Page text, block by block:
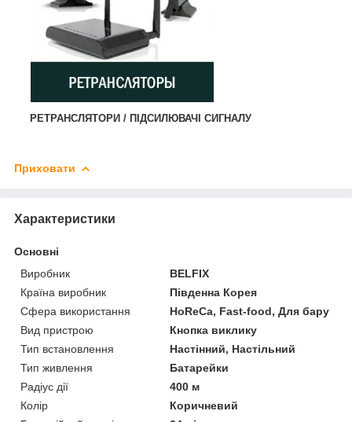
РЕТРАНСЛЯТОРИ / ПІДСИЛЮВАЧІ СИГНАЛУ
Приховати
Характеристики
Основні
Виробник
BELFIX
Країна виробник
Південна Корея
Сфера використання
HoReCa, Fast-food, Для бару
Вид пристрою
Кнопка виклику
Тип встановлення
Настінний, Настільний
Тип живлення
Батарейки
Радіус дії
400 м
Колір
Коричневий